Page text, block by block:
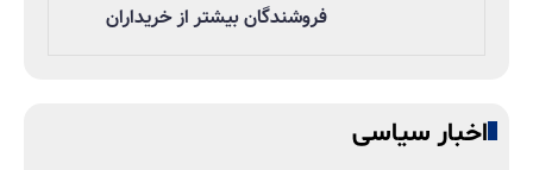
فروشندگان بیشتر از خریداران
اخبار سیاسی